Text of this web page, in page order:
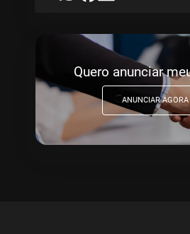
Quero anunciar
ANUNCIAR AGORA